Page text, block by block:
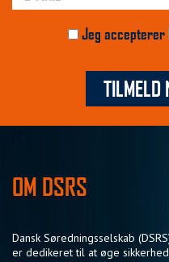
Jeg accepterer
TILMELD
OM DSRS
Dansk Søredningsselskab
er dedikeret til at øge